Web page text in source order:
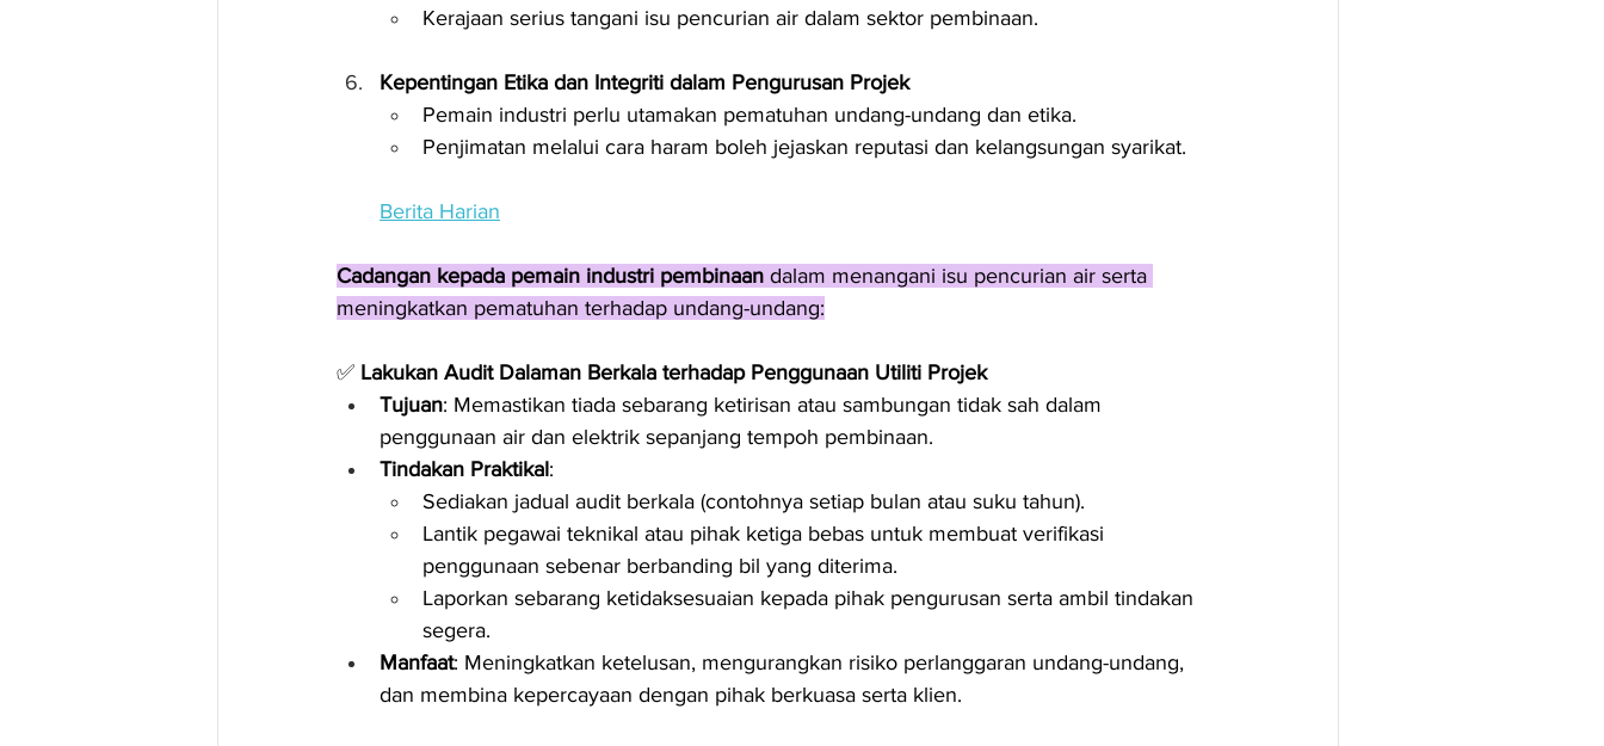
Kerajaan serius tangani isu pencurian air dalam sektor pembinaan.
Kepentingan Etika dan Integriti dalam Pengurusan Projek
Pemain industri perlu utamakan pematuhan undang-undang dan etika.
Penjimatan melalui cara haram boleh jejaskan reputasi dan kelangsungan syarikat.
Berita Harian
Cadangan kepada pemain industri pembinaan dalam menangani isu pencurian air serta
meningkatkan pematuhan terhadap undang-undang:
✅ Lakukan Audit Dalaman Berkala terhadap Penggunaan Utiliti Projek
Tujuan: Memastikan tiada sebarang ketirisan atau sambungan tidak sah dalam
penggunaan air dan elektrik sepanjang tempoh pembinaan.
Tindakan Praktikal:
Sediakan jadual audit berkala (contohnya setiap bulan atau suku tahun).
Lantik pegawai teknikal atau pihak ketiga bebas untuk membuat verifikasi
penggunaan sebenar berbanding bil yang diterima.
Laporkan sebarang ketidaksesuaian kepada pihak pengurusan serta ambil tindakan
segera.
Manfaat: Meningkatkan ketelusan, mengurangkan risiko perlanggaran undang-undang,
dan membina kepercayaan dengan pihak berkuasa serta klien.